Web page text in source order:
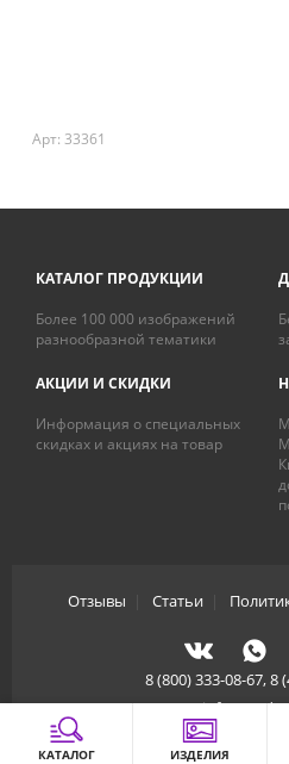
КАТАЛОГ ИЗДЕЛИЯ
Арт: 33361
КАТАЛОГ ПРОДУКЦИИ
Более 100 000 изображений
разнообразной тематики
АКЦИИ И СКИДКИ
Информация о специальных
скидках и акциях на товар
Отзывы Статьи|
8 (800) 333-08-67, 8